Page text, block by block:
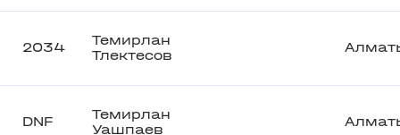
2034
Темирлан
Тлектесов
DNF
Темирлан
Уашпаев